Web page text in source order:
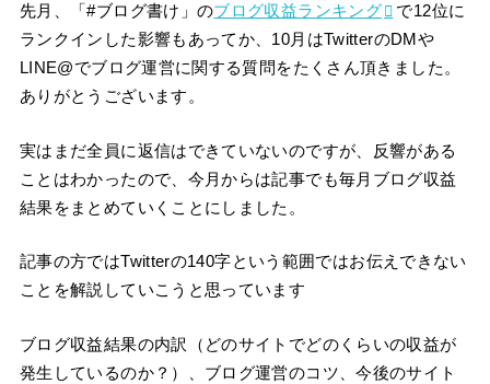
先月、「#ブログ書け」のブログ収益ランキング
で12位に
ランクインした影響もあってか、10月はTwitterのDMや
LINE@でブログ運営に関する質問をたくさん頂きました。
ありがとうございます。
実はまだ全員に返信はできていないのですが、反響がある
ことはわかったので、今月からは記事でも毎月ブログ収益
結果をまとめていくことにしました。
記事の方ではTwitterの140字という範囲ではお伝えできない
ことを解説していこうと思っています
ブログ収益結果の内訳（どのサイトでどのくらいの収益が
発生しているのか？）、ブログ運営のコツ、今後のサイト